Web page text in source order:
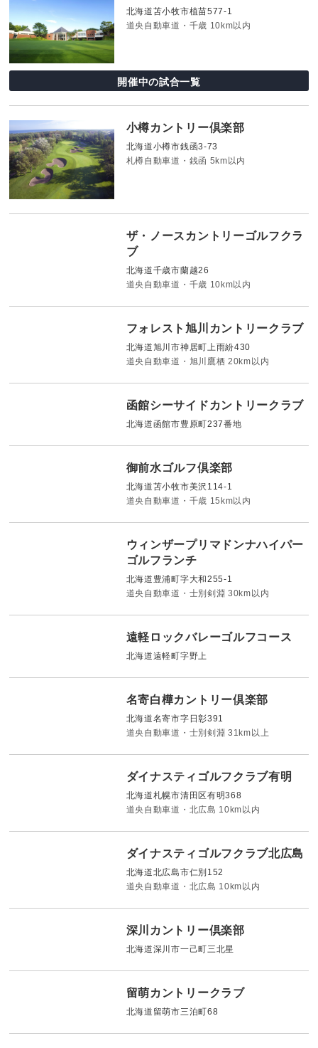
北海道苫小牧市植苗577-1
道央自動車道・千歳 10km以内
開催中の試合一覧
小樽カントリー倶楽部
北海道小樽市銭函3-73
札樽自動車道・銭函 5km以内
ザ・ノースカントリーゴルフクラ
ブ
北海道千歳市蘭越26
道央自動車道・千歳 10km以内
フォレスト旭川カントリークラブ
北海道旭川市神居町上雨紛430
道央自動車道・旭川鷹栖 20km以内
函館シーサイドカントリークラブ
北海道函館市豊原町237番地
御前水ゴルフ倶楽部
北海道苫小牧市美沢114-1
道央自動車道・千歳 15km以内
ウィンザープリマドンナハイパー
ゴルフランチ
北海道豊浦町字大和255-1
道央自動車道・士別剣淵 30km以内
遠軽ロックバレーゴルフコース
北海道遠軽町字野上
名寄白樺カントリー倶楽部
北海道名寄市字日彰391
道央自動車道・士別剣淵 31km以上
ダイナスティゴルフクラブ有明
北海道札幌市清田区有明368
道央自動車道・北広島 10km以内
ダイナスティゴルフクラブ北広島
北海道北広島市仁別152
道央自動車道・北広島 10km以内
深川カントリー倶楽部
北海道深川市一己町三北星
留萌カントリークラブ
北海道留萌市三泊町68